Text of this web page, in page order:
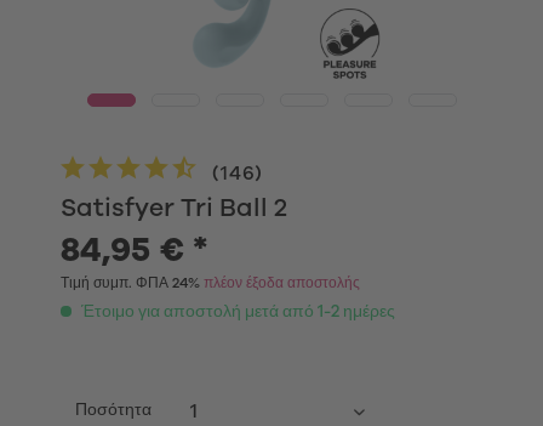
Satisfyer Tri Ball 2
(146)
84,95 € *
Τιμή συμπ. ΦΠΑ 24% πλέον έξοδα αποστολής
Έτοιμο για αποστολή μετά από 1-2 ημέρες
Ποσότητα